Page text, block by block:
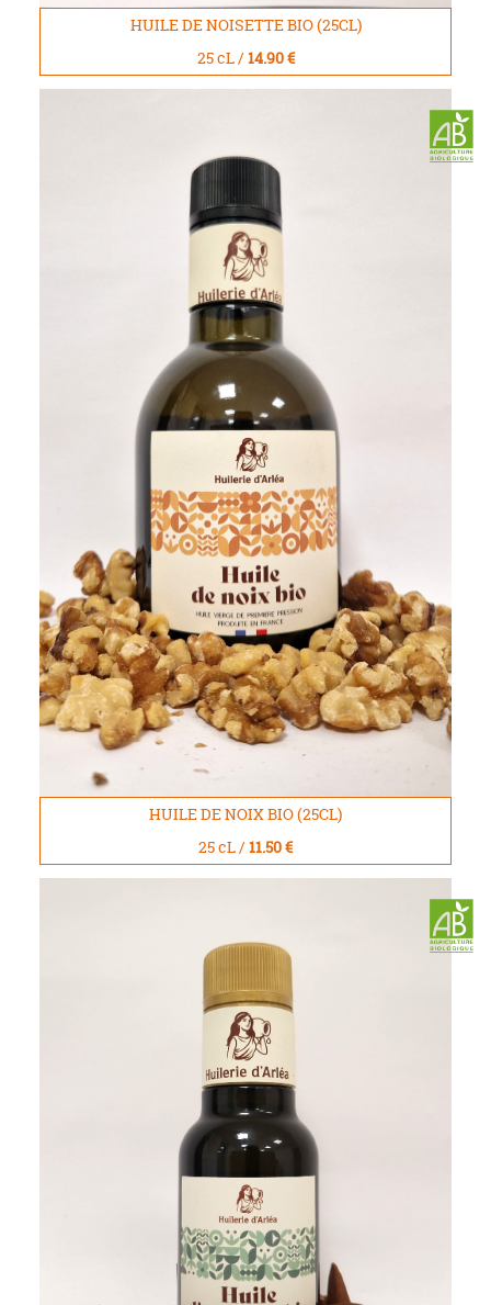
HUILE DE NOISETTE BIO (25CL)
25 cL /14.90 €
HUILE DE NOIX BIO (25CL)
25 cL /11.50 €